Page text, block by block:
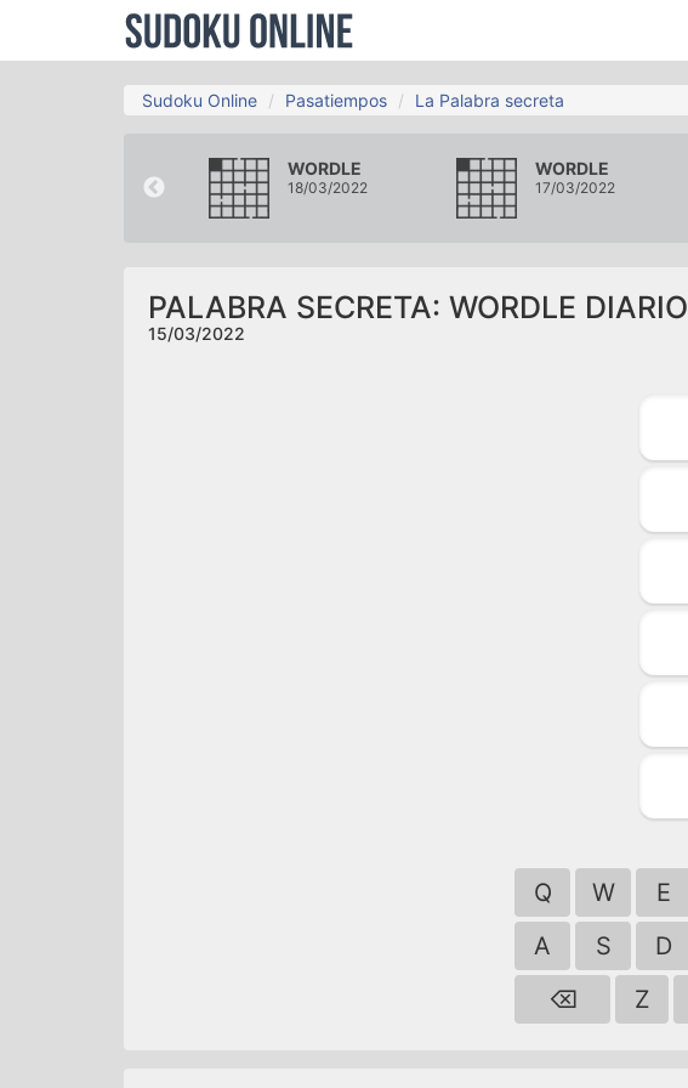
Sudoku Online Pasatiempos La Palabra secreta
WORDLE
18/03/2022
WORDLE
17/03/2022
PALABRA SECRETA: WORDLE DIARIO
15/03/2022
Q W E
A
S D
⌫
Z